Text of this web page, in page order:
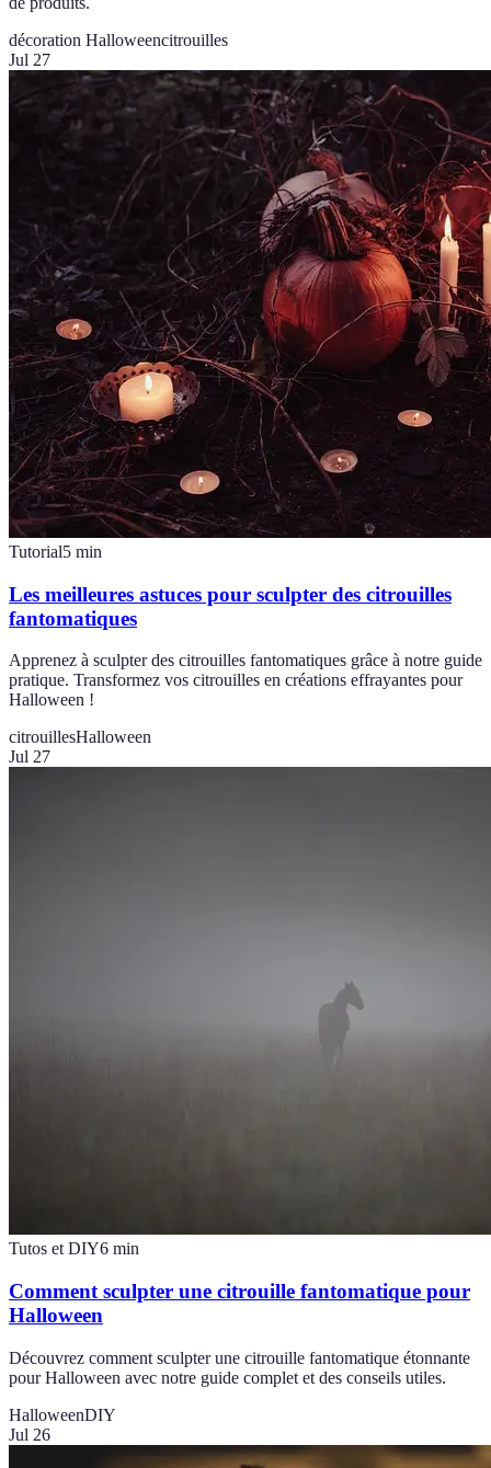
décoration Halloweencitrouilles
Jul 27
Tutorial5 min
Les meilleures astuces pour sculpter des citrouilles
fantomatiques
Apprenez à sculpter des citrouilles fantomatiques grâce à notre guide
pratique. Transformez vos citrouilles en créations effrayantes pour
Halloween !
citrouillesHalloween
Jul 27
Tutos et DIY6 min
Comment sculpter une citrouille fantomatique pour
Halloween
Découvrez comment sculpter une citrouille fantomatique étonnante
pour Halloween avec notre guide complet et des conseils utiles.
HalloweenDIY
Jul 26